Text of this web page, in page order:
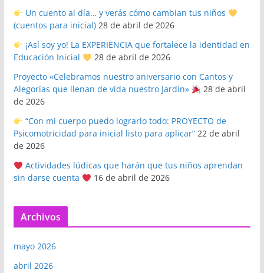
Un cuento al día… y verás cómo cambian tus niños
(cuentos para inicial) 28 de abril de 2026
¡Así soy yo! La EXPERIENCIA que fortalece la identidad en
Educación Inicial
28 de abril de 2026
Proyecto «Celebramos nuestro aniversario con Cantos y
Alegorías que llenan de vida nuestro Jardín»
28 de abril
de 2026
“Con mi cuerpo puedo lograrlo todo: PROYECTO de
Psicomotricidad para inicial listo para aplicar” 22 de abril
de 2026
Actividades lúdicas que harán que tus niños aprendan
sin darse cuenta
16 de abril de 2026
Archivos
mayo 2026
abril 2026